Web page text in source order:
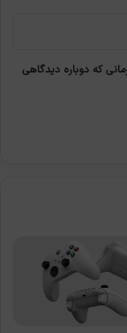
که دوباره دیدگاهی